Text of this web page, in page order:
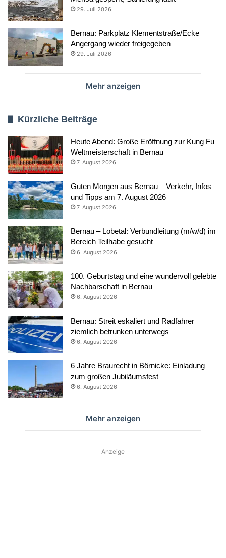
29. Juli 2026
Bernau: Parkplatz Klementstraße/Ecke
Angergang wieder freigegeben
29. Juli 2026
Mehr anzeigen
Kürzliche Beiträge
Heute Abend: Große Eröffnung zur Kung Fu
Weltmeisterschaft in Bernau
7. August 2026
Guten Morgen aus Bernau – Verkehr, Infos
und Tipps am 7. August 2026
7. August 2026
Bernau – Lobetal: Verbundleitung (m/w/d) im
Bereich Teilhabe gesucht
6. August 2026
100. Geburtstag und eine wundervoll gelebte
Nachbarschaft in Bernau
6. August 2026
Bernau: Streit eskaliert und Radfahrer
ziemlich betrunken unterwegs
6. August 2026
6 Jahre Braurecht in Börnicke: Einladung
zum großen Jubiläumsfest
6. August 2026
Mehr anzeigen
Anzeige